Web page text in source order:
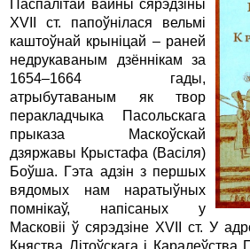
Паспалітай вайны сярэдзіны
XVII ст. папоўнілася вельмі
каштоўнай крыніцай – раней
недрукаваным дзённікам за
1654–1664 гады,
атрыбутаваным як твор
перакладчыка Пасольскага
прыказа Маскоўскай
дзяржавы Крыстафа (Васіля)
Боўша. Гэта адзін з першых
вядомых нам наратыўных
помнікаў, напісаных у
Масковіі ў сярэдзіне XVII ст. У
Княства Літоўскага і Каралеўства